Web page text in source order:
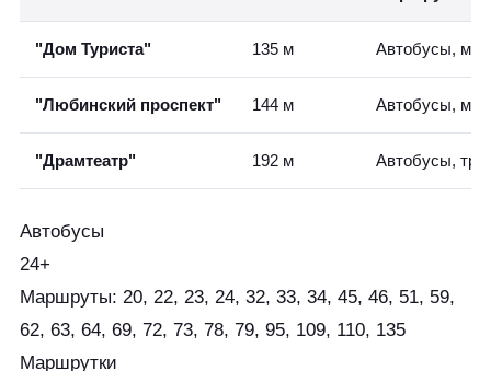
"Дом Туриста" 135 м Автобусы,
"Любинский проспект" 144 м Автобусы,
"Драмтеатр" 192 м Автобусы,
Автобусы
24+
Маршруты: 20, 22, 23, 24, 32, 33, 34, 45, 46, 51, 59,
62, 63, 64, 69, 72, 73, 78, 79, 95, 109, 110, 135
Маршрутки